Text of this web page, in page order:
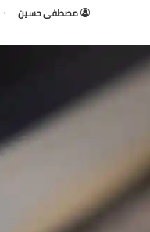
مصطفى حسين